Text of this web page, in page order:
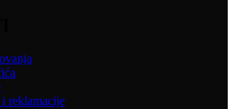
reklamacije